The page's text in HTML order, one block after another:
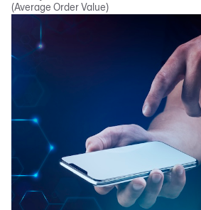
(Average Order Value)